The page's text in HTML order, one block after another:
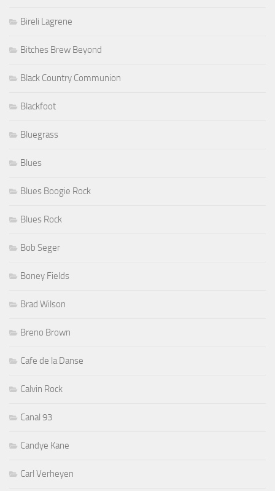
Bireli Lagrene
Bitches Brew Beyond
Black Country Communion
Blackfoot
Bluegrass
Blues
Blues Boogie Rock
Blues Rock
Bob Seger
Boney Fields
Brad Wilson
Breno Brown
Cafe de la Danse
Calvin Rock
Canal 93
Candye Kane
Carl Verheyen